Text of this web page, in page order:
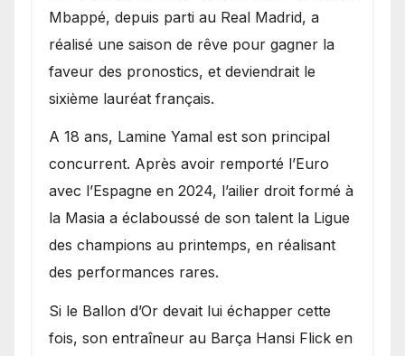
Mbappé, depuis parti au Real Madrid, a
réalisé une saison de rêve pour gagner la
faveur des pronostics, et deviendrait le
sixième lauréat français.
A 18 ans, Lamine Yamal est son principal
concurrent. Après avoir remporté l’Euro
avec l’Espagne en 2024, l’ailier droit formé à
la Masia a éclaboussé de son talent la Ligue
des champions au printemps, en réalisant
des performances rares.
Si le Ballon d’Or devait lui échapper cette
fois, son entraîneur au Barça Hansi Flick en